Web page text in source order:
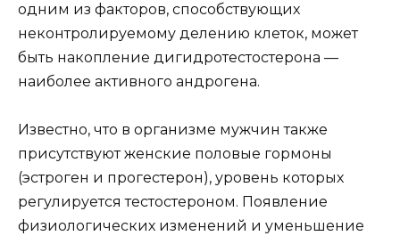
одним из факторов, способствующих
неконтролируемому делению клеток, может
быть накопление дигидротестостерона —
наиболее активного андрогена.
Известно, что в организме мужчин также
присутствуют женские половые гормоны
(эстроген и прогестерон), уровень которых
регулируется тестостероном. Появление
физиологических изменений и уменьшение